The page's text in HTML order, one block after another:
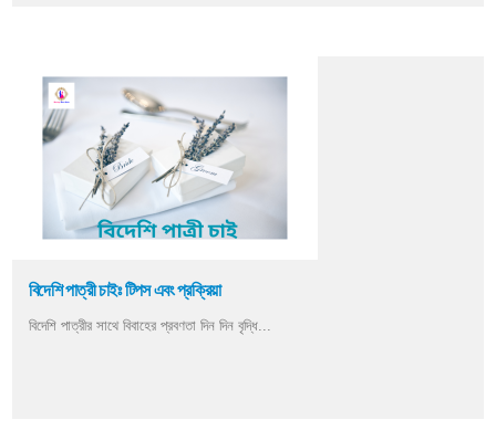
বিদেশি পাত্রী চাইঃ টিপস এবং প্রক্রিয়া
বিদেশি পাত্রীর সাথে বিবাহের প্রবণতা দিন দিন বৃদ্ধি...